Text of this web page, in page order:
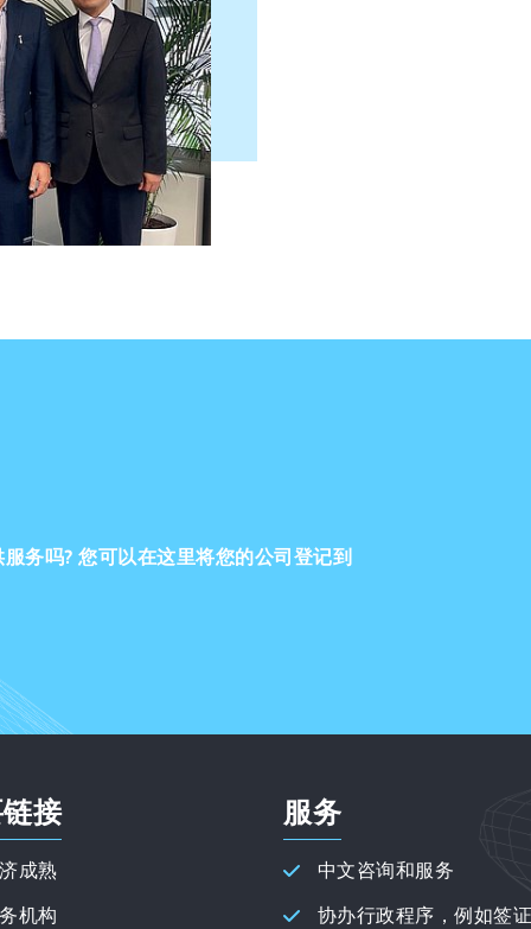
务吗? 您可以在这里将您的公司登记到
接
成熟
机构
服务
中文咨询和服务
协办行政程序，例如签